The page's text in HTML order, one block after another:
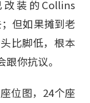
装的Collins
但如果摊到老
比脚低，根本
你抗议。
位图，24个座